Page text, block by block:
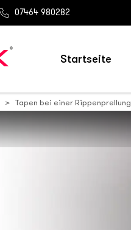
07464 980282
Startseite
Tapen bei einer Rippenprellung